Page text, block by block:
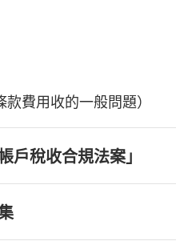
款費用收的一般問題）
戶稅收合規法案」